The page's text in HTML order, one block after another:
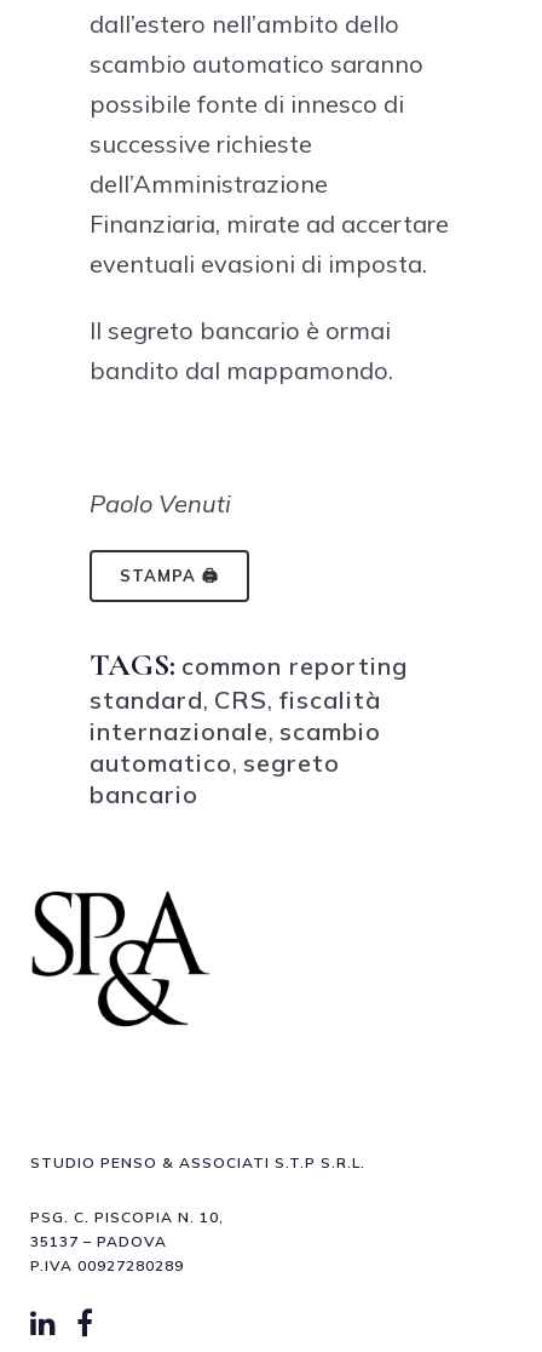
dall’estero nell’ambito dello
scambio automatico saranno
possibile fonte di innesco di
successive richieste
dell’Amministrazione
Finanziaria, mirate ad accertare
eventuali evasioni di imposta.
Il segreto bancario è ormai
bandito dal mappamondo.
Paolo Venuti
STAMPA 🖨
TAGS: common reporting
standard, CRS, fiscalità
internazionale, scambio
automatico, segreto
bancario
STUDIO PENSO & ASSOCIATI S.T.P S.R.L.
PSG. C. PISCOPIA N. 10,
35137 – PADOVA
P.IVA 00927280289